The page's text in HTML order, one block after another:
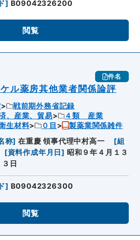
] B09042326200
閲覧
件名
ル薬房其他業者関係論評
戦前期外務省記録
、産業、貿易
４類 産業
生材料
０目
製薬業関係雑件
称] 在重慶 領事代理中村高一 [組
[資料作成年月日] 昭和９年４月１３
日
] B09042326300
閲覧